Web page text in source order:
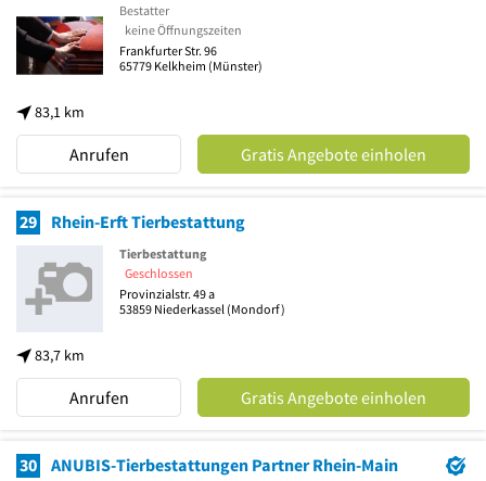
83,1 km
Bestatter
keine Öffnungszeiten
Frankfurter Str. 96
65779 Kelkheim (Münster)
Anrufen Gratis Angebote einholen
29 Rhein-Erft Tierbestattung
83,7 km
Tierbestattung
Geschlossen
Provinzialstr. 49 a
53859 Niederkassel (Mondorf)
Anrufen Gratis Angebote einholen
30 ANUBIS-Tierbestattungen Partner Rhein-Main